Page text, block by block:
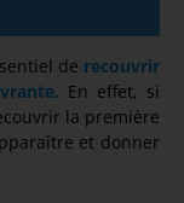
de recouvrir
En effet, si
la première
et donner